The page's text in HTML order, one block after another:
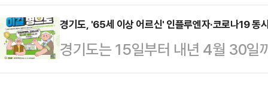
추심…
목소리를 듣는 현장투어를 펼쳤다.
도소방학교 북부캠퍼스 건립에 대
며 연천군민과 소통하는 시간을 가
물관으로 자리를 옮겨 …
투어를 진행 중인 김동연 경기도지
북부캠퍼스 건립을 차질 없이 추진
제 현장투어 방문지로 연천군을 선
실에서 경기도소방학교 북부캠퍼
경기도, '65세 이상 어르신' 인플루엔자·코로나19 동
경기도는 15일부터 내년 4월 30일
인플루엔자와 코로나19 국가예방